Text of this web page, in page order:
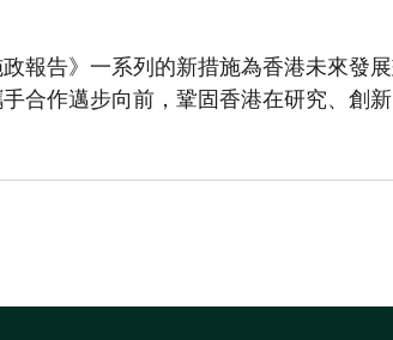
報告》一系列的新措施為香港未來發
合作邁步向前，鞏固香港在研究、創